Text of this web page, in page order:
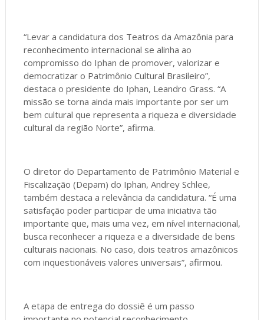
“Levar a candidatura dos Teatros da Amazônia para
reconhecimento internacional se alinha ao
compromisso do Iphan de promover, valorizar e
democratizar o Patrimônio Cultural Brasileiro”,
destaca o presidente do Iphan, Leandro Grass. “A
missão se torna ainda mais importante por ser um
bem cultural que representa a riqueza e diversidade
cultural da região Norte”, afirma.
O diretor do Departamento de Patrimônio Material e
Fiscalização (Depam) do Iphan, Andrey Schlee,
também destaca a relevância da candidatura. “É uma
satisfação poder participar de uma iniciativa tão
importante que, mais uma vez, em nível internacional,
busca reconhecer a riqueza e a diversidade de bens
culturais nacionais. No caso, dois teatros amazônicos
com inquestionáveis valores universais”, afirmou.
A etapa de entrega do dossiê é um passo